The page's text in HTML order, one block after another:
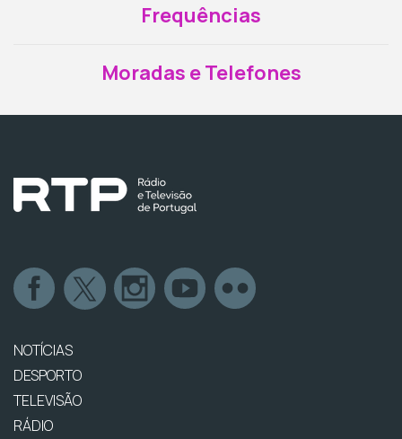
Frequências
Moradas e Telefones
NOTÍCIAS
DESPORTO
TELEVISÃO
RÁDIO